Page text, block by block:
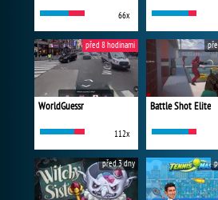
66x
WorldGuessr
112x
před 8 hodinami
Battle Shot Elite
před 3 dny